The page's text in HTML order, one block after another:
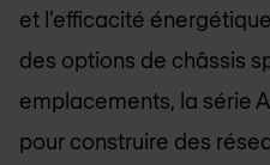
et l'efficacité
des options de châssis
emplacements, la série
pour construire des